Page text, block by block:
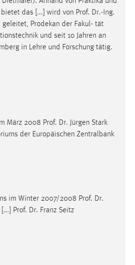
das [...] wird von Prof. Dr.-Ing.
geleitet, Prodekan der Fakul- tät
und seit 10 Jahren an
in Lehre und Forschung tätig.
März 2008 Prof. Dr. Jürgen Stark
der Europäischen Zentralbank
im Winter 2007/2008 Prof. Dr.
Prof. Dr. Franz Seitz
zu können, werden von diesen
gesetzt.